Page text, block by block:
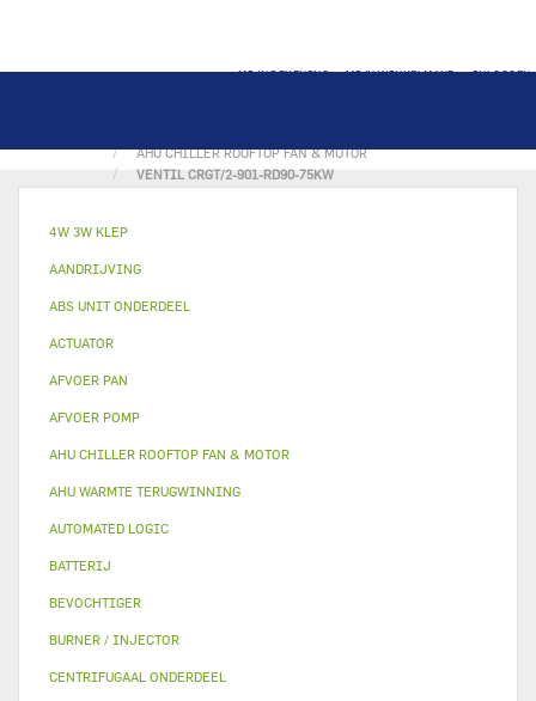
MIJN REKENING MIJN WINKELMAND INLOGGEN
AHU CHILLER ROOFTOP FAN & MOTOR
VENTIL CRGT/2-901-RD90-75KW
4W 3W KLEP
AANDRIJVING
ABS UNIT ONDERDEEL
ACTUATOR
AFVOER PAN
AFVOER POMP
AHU CHILLER ROOFTOP FAN & MOTOR
AHU WARMTE TERUGWINNING
AUTOMATED LOGIC
BATTERIJ
BEVOCHTIGER
BURNER / INJECTOR
CENTRIFUGAAL ONDERDEEL